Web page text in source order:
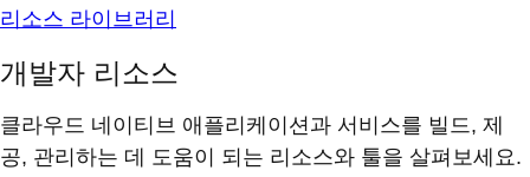
리소스 라이브러리
개발자 리소스
클라우드 네이티브 애플리케이션과 서비스를 빌드, 제
공, 관리하는 데 도움이 되는 리소스와 툴을 살펴보세요.